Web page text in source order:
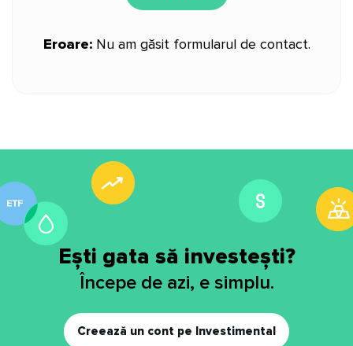
Eroare:Nu am găsit formularul de contact.
Ești gata să investești?
Începe de azi, e simplu.
Creează un cont pe Investimental